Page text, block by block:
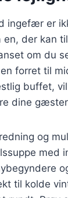
ingefær er
en, der kan
om du
forret til
buffet,
dine
og
med
til kolde